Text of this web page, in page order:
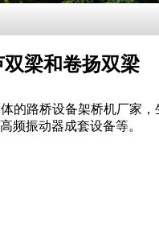
梁和卷扬双梁
的路桥设备架桥机厂家
频振动器成套设备等。